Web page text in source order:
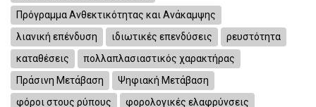
Πρόγραμμα Ανθεκτικότητας και Ανάκαμψης
λιανική επένδυση
ιδιωτικές επενδύσεις
ρευστότητα
καταθέσεις
πολλαπλασιαστικός χαρακτήρας
Πράσινη Μετάβαση
Ψηφιακή Μετάβαση
φόροι στους ρύπους
φορολογικές ελαφρύνσεις